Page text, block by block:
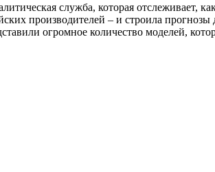
служба, которая отслеживает,
производителей – и строила
огромное количество моделей,